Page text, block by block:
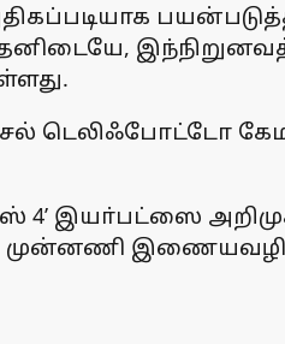
டெலிஃபோட்டோ
4’ இயா்பட்ஸை
முன்னணி